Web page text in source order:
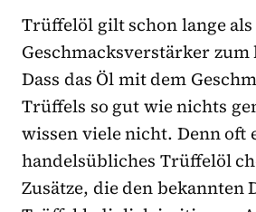
Trüffelöl gilt schon lange
Geschmacksverstärker
Dass das Öl mit dem
Trüffels so gut wie nichts
wissen viele nicht. Denn oft
handelsübliches Trüffelöl
Zusätze, die den bekannten